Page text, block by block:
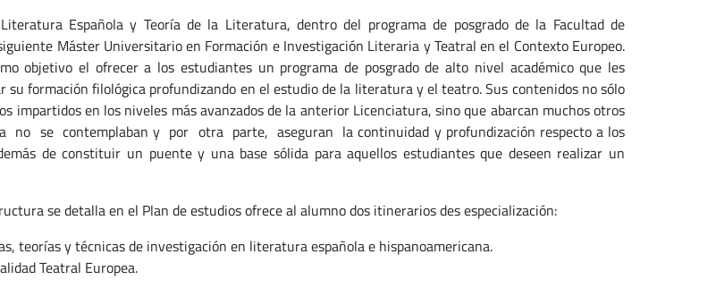
Española y Teoría de la Literatura, dentro del programa de posgrado de la Facultad de
Máster Universitario en Formación e Investigación Literaria y Teatral en el Contexto Europeo.
objetivo el ofrecer a los estudiantes un programa de posgrado de alto nivel académico que les
su formación filológica profundizando en el estudio de la literatura y el teatro. Sus contenidos no sólo
impartidos en los niveles más avanzados de la anterior Licenciatura, sino que abarcan muchos otros
no se contemplaban y por otra parte, aseguran la continuidad y profundización respecto a los
de constituir un puente y una base sólida para aquellos estudiantes que deseen realizar un
se detalla en el Plan de estudios ofrece al alumno dos itinerarios des especialización:
teorías y técnicas de investigación en literatura española e hispanoamericana.
Teatral Europea.